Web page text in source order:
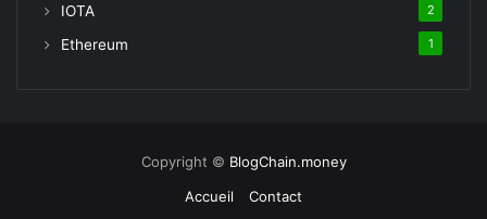
IOTA 2
Ethereum 1
Copyright © BlogChain.money
Accueil
Contact